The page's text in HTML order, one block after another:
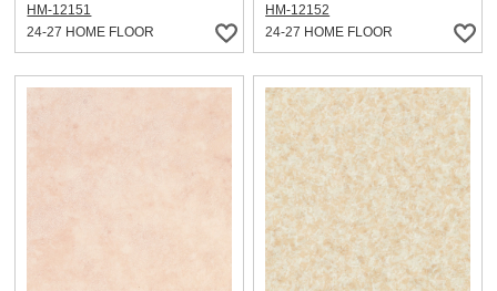
HM-12151
24-27 HOME FLOOR
HM-12152
24-27 HOME FLOOR